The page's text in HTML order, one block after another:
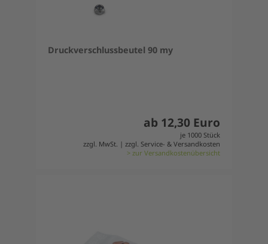
Druckverschlussbeutel 90 my
ab 12,30 Euro
je 1000 Stück
zzgl. MwSt. | zzgl. Service- & Versandkosten
> zur Versandkostenübersicht